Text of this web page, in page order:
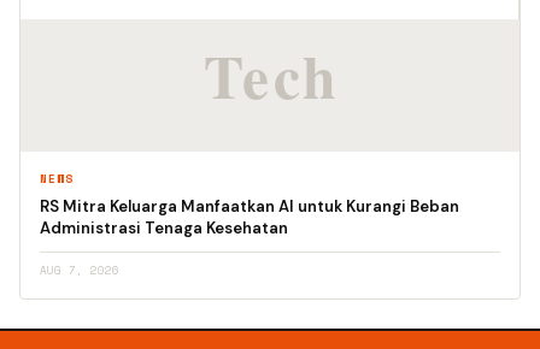
NEWS
RS Mitra Keluarga Manfaatkan AI untuk Kurangi Beban
Administrasi Tenaga Kesehatan
AUG 7, 2026